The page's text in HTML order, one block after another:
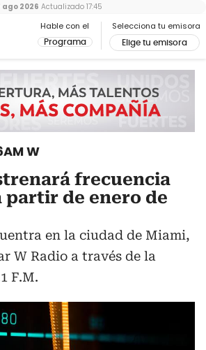
Hable con el
Programa
Selecciona tu emisora
Elige tu emisora
ago 2026 Actualizado 17:45
W
frecuencia
partir de enero de
en la ciudad de Miami,
W Radio a través de la
F.M.